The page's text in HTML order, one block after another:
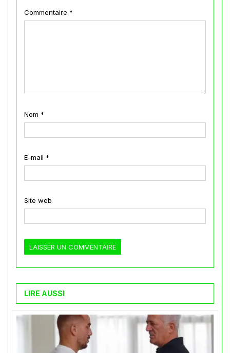
Commentaire *
Nom *
E-mail *
Site web
LIRE AUSSI